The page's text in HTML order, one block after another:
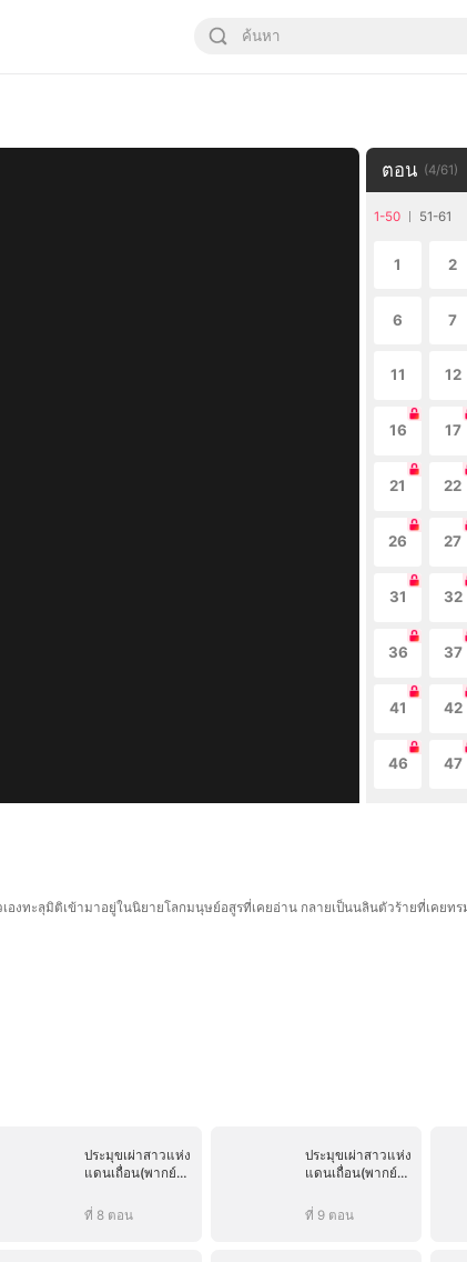
ตอน (4/61)
1-50 51-61
1 2
6 7
11 12
16 17
21 22
26 27
31 32
36 37
41 42
46 47
งทะลุมิติเข้ามาอยู่ในนิยายโลกมนุษย์อสูรที่เคยอ่าน กลายเป็นนลินตัวร้ายที่เคย
ประมุขเผ่าสาวแห่ง
แดนเถื่อน(พากย์
ที่ 8 ตอน
ประมุขเผ่าสาวแห่ง
แดนเถื่อน(พากย์
ที่ 9 ตอน